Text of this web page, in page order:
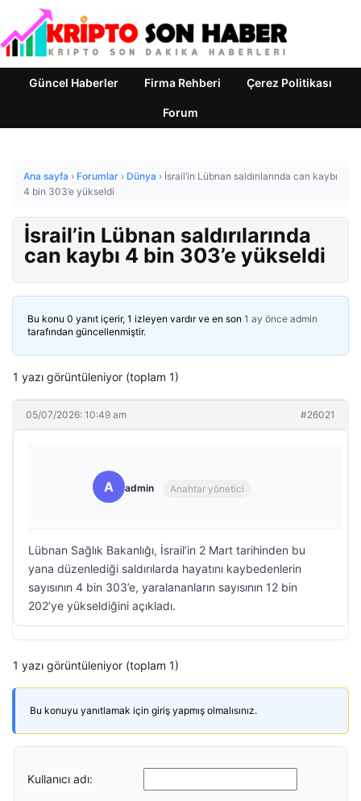
Güncel Haberler Firma Rehberi Çerez Politikası
Forum
Ana sayfa › Forumlar › Dünya › İsrail’in Lübnan saldırılarında can kaybı
4 bin 303’e yükseldi
İsrail’in Lübnan saldırılarında
can kaybı 4 bin 303’e yükseldi
Bu konu 0 yanıt içerir, 1 izleyen vardır ve en son 1 ay önce admin
tarafından güncellenmiştir.
1 yazı görüntüleniyor (toplam 1)
05/07/2026: 10:49 am #26021
A admin Anahtar yönetici
Lübnan Sağlık Bakanlığı, İsrail’in 2 Mart tarihinden bu
yana düzenlediği saldırılarda hayatını kaybedenlerin
sayısının 4 bin 303’e, yaralananların sayısının 12 bin
202’ye yükseldiğini açıkladı.
1 yazı görüntüleniyor (toplam 1)
Bu konuyu yanıtlamak için giriş yapmış olmalısınız.
Kullanıcı adı: